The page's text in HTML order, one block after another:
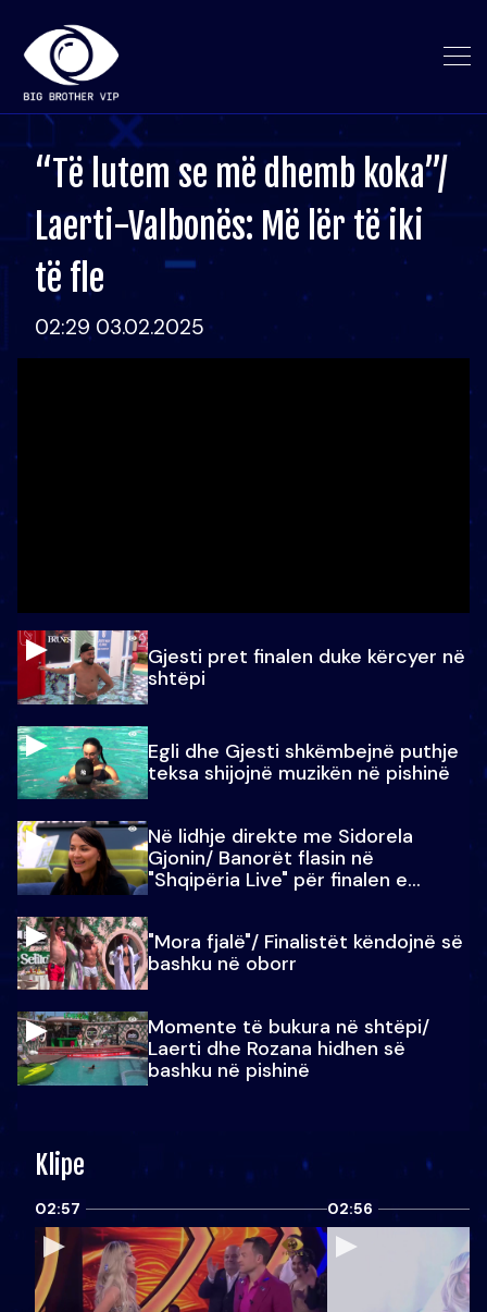
“Të lutem se më dhemb koka”/
Laerti-Valbonës: Më lër të iki
të fle
02:29 03.02.2025
Gjesti pret finalen duke kërcyer në
shtëpi
Egli dhe Gjesti shkëmbejnë puthje
teksa shijojnë muzikën në pishinë
Në lidhje direkte me Sidorela
Gjonin/ Banorët flasin në
"Shqipëria Live" për finalen e
"Mora fjalë"/ Finalistët këndojnë së
bashku në oborr
Momente të bukura në shtëpi/
Laerti dhe Rozana hidhen së
bashku në pishinë
Klipe
02:57 02:56